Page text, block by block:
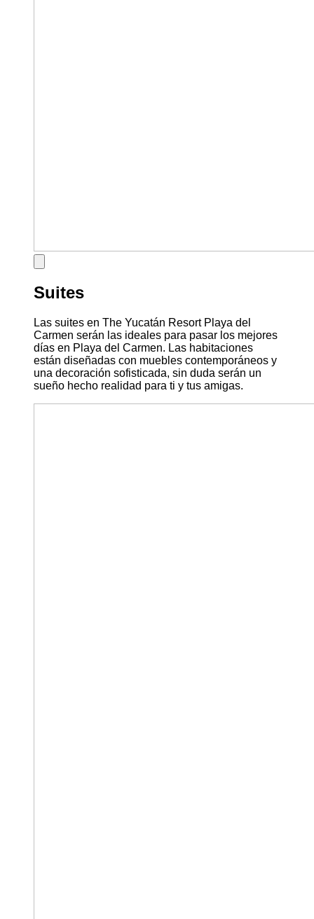
Suites
Las suites en The Yucatán Resort Playa del
Carmen serán las ideales para pasar los mejores
días en Playa del Carmen. Las habitaciones
están diseñadas con muebles contemporáneos y
una decoración sofisticada, sin duda serán un
sueño hecho realidad para ti y tus amigas.